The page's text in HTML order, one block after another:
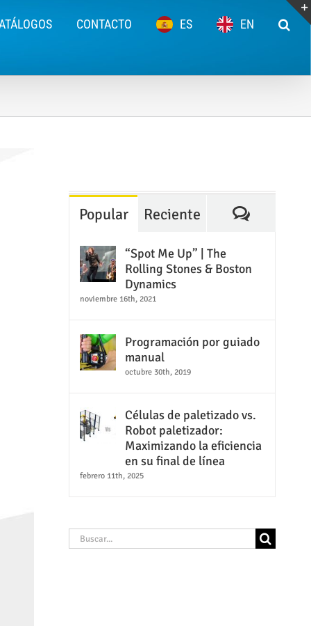
CONTACTO ES EN
Popular Reciente
“Spot Me Up” | The
Rolling Stones & Boston
Dynamics
noviembre 16th, 2021
Programación por guiado
manual
octubre 30th, 2019
Células de paletizado vs.
Robot paletizador:
Maximizando la eficiencia
en su final de línea
febrero 11th, 2025
Buscar: